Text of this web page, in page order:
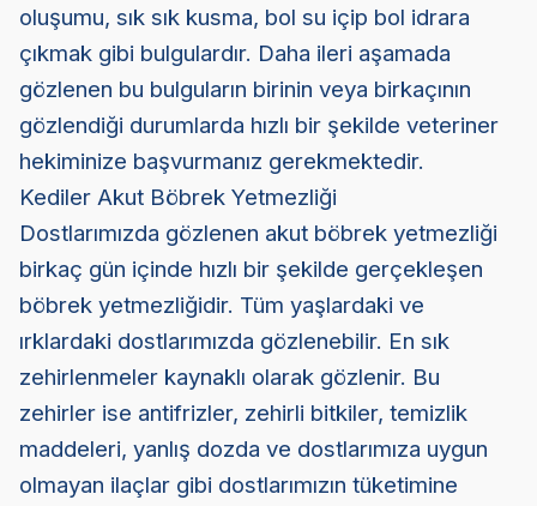
oluşumu, sık sık kusma, bol su içip bol idrara
çıkmak gibi bulgulardır. Daha ileri aşamada
gözlenen bu bulguların birinin veya birkaçının
gözlendiği durumlarda hızlı bir şekilde veteriner
hekiminize başvurmanız gerekmektedir.
Kediler Akut Böbrek Yetmezliği
Dostlarımızda gözlenen akut böbrek yetmezliği
birkaç gün içinde hızlı bir şekilde gerçekleşen
böbrek yetmezliğidir. Tüm yaşlardaki ve
ırklardaki dostlarımızda gözlenebilir. En sık
zehirlenmeler kaynaklı olarak gözlenir. Bu
zehirler ise antifrizler, zehirli bitkiler, temizlik
maddeleri, yanlış dozda ve dostlarımıza uygun
olmayan ilaçlar gibi dostlarımızın tüketimine